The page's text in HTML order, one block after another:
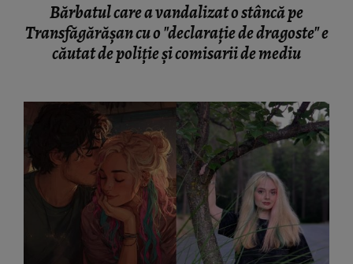
Bărbatul care a vandalizat o stâncă pe
Transfăgărășan cu o "declaraţie de dragoste" e
căutat de poliție și comisarii de mediu